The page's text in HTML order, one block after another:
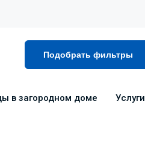
Подобрать фильтры
в загородном доме Услуги